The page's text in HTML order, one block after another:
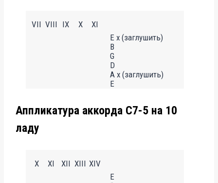
XI
X
IX
VIII
VII
E x (заглушить)
B
G
D
A x (заглушить)
E
Аппликатура аккорда C7-5 на 10
ладу
XIV
XIII
XII
XI
X
E